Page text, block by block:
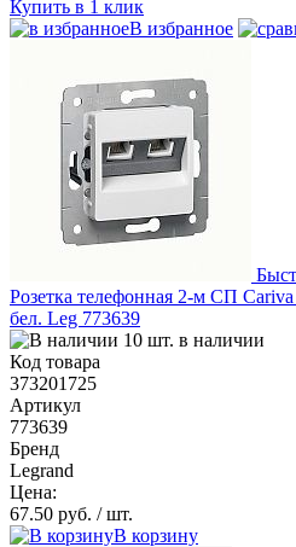
Купить в 1 клик
В избранное
Розетка телефонная 2-м СП
бел. Leg 773639
10 шт. в наличии
Код товара
373201725
Артикул
773639
Бренд
Legrand
Цена:
67.50 руб. / шт.
В корзину